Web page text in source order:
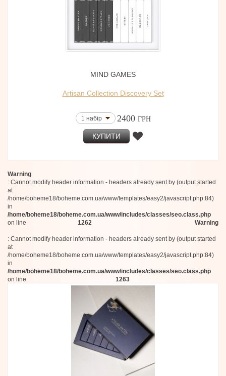
MIND GAMES
Artisan Collection Discovery Set
1 набір 2400 ГРН
КУПИТИ
Warning
: Cannot modify header information - headers already sent by (output started
at
/home/boheme18/boheme.com.ua/www/templates/easy2/javascript.php:84)
in
/home/boheme18/boheme.com.ua/www/includes/classes/seo.class.php
on line
1262 Warning
: Cannot modify header information - headers already sent by (output started
at
/home/boheme18/boheme.com.ua/www/templates/easy2/javascript.php:84)
in
/home/boheme18/boheme.com.ua/www/includes/classes/seo.class.php
on line
1263